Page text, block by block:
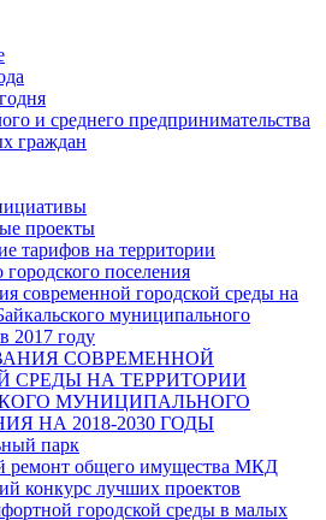
и среднего предпринимательства
граждан
проекты
тарифов на территории
городского поселения
современной городской среды на
муниципального
2017 году
СОВРЕМЕННОЙ
СРЕДЫ НА ТЕРРИТОРИИ
МУНИЦИПАЛЬНОГО
НА 2018-2030 ГОДЫ
парк
ремонт общего имущества МКД
конкурс лучших проектов
городской среды в малых